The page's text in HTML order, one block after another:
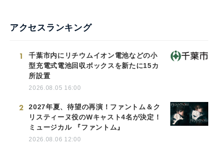
アクセスランキング
1
千葉市内にリチウムイオン電池などの小
型充電式電池回収ボックスを新たに15カ
所設置
2026.08.05 16:00
2
2027年夏、待望の再演！ファントム＆ク
リスティーヌ役のWキャスト4名が決定！
ミュージカル 『ファントム』
2026.08.06 12:00